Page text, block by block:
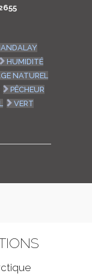
HUMIDITÉ
NATUREL
PÊCHEUR
VERT